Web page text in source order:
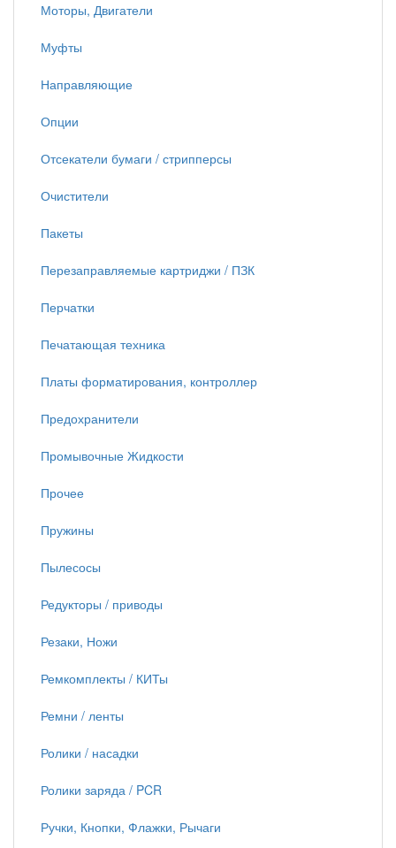
Моторы, Двигатели
Муфты
Направляющие
Опции
Отсекатели бумаги / стрипперсы
Очистители
Пакеты
Перезаправляемые картриджи / ПЗК
Перчатки
Печатающая техника
Платы форматирования, контроллер
Предохранители
Промывочные Жидкости
Прочее
Пружины
Пылесосы
Редукторы / приводы
Резаки, Ножи
Ремкомплекты / КИТы
Ремни / ленты
Ролики / насадки
Ролики заряда / PCR
Ручки, Кнопки, Флажки, Рычаги